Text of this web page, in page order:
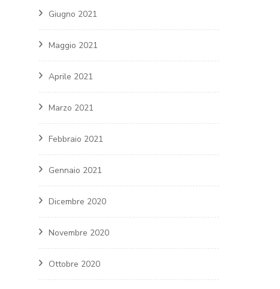
Giugno 2021
Maggio 2021
Aprile 2021
Marzo 2021
Febbraio 2021
Gennaio 2021
Dicembre 2020
Novembre 2020
Ottobre 2020